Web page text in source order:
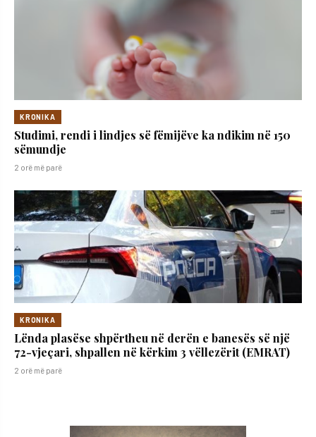
KRONIKA
Studimi, rendi i lindjes së fëmijëve ka ndikim në 150
sëmundje
2 orë më parë
KRONIKA
Lënda plasëse shpërtheu në derën e banesës së një
72-vjeçari, shpallen në kërkim 3 vëllezërit (EMRAT)
2 orë më parë